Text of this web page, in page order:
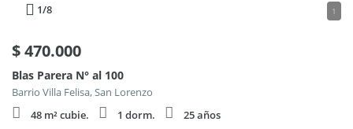
1/8 1
$470.000
Blas Parera N° al 100
Barrio Villa Felisa, San Lorenzo
48 m² cubie.
1 dorm.
25 años